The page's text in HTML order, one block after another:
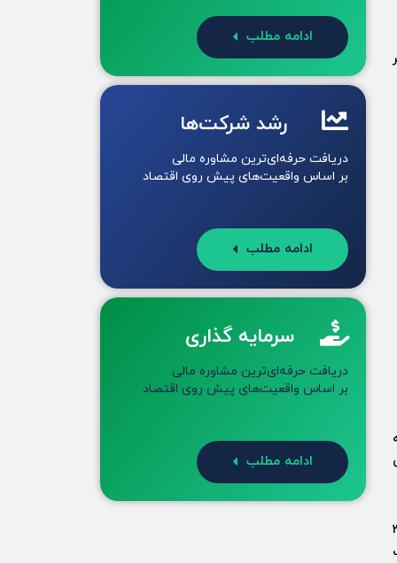
آغاز کرد. این شرکت در ابتدا با فروش 3
ادامه مطلب
رشد شرکت‌ها
دریافت حرفه‌ای‌ترین مشاوره مالی
بر اساس واقعیت‌های پیش روی اقتصاد
ادامه مطلب
سرمایه گذاری
دریافت حرفه‌ای‌ترین مشاوره مالی
بر اساس واقعیت‌های پیش روی اقتصاد
ادامه مطلب